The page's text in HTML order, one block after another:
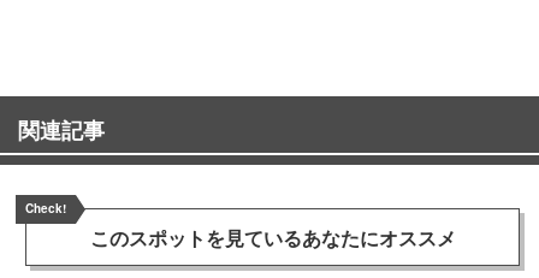
関連記事
Check!
このスポットを見ているあなたにオススメ